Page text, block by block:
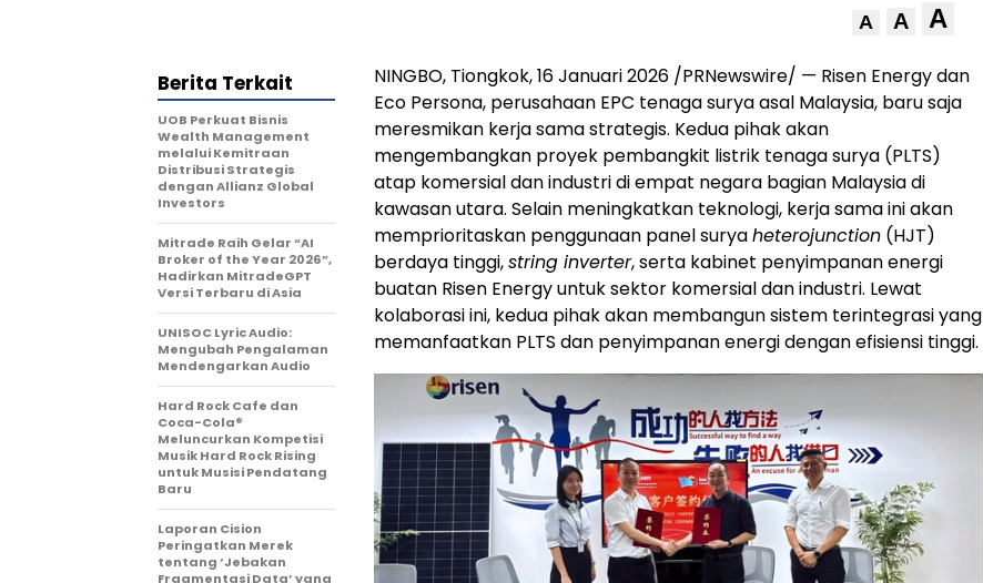
A A A
NINGBO, Tiongkok, 16 Januari 2026 /PRNewswire/ — Risen Energy dan
Eco Persona, perusahaan EPC tenaga surya asal Malaysia, baru saja
meresmikan kerja sama strategis. Kedua pihak akan
mengembangkan proyek pembangkit listrik tenaga surya (PLTS)
atap komersial dan industri di empat negara bagian Malaysia di
kawasan utara. Selain meningkatkan teknologi, kerja sama ini akan
memprioritaskan penggunaan panel suryaheterojunction (HJT)
berdaya tinggi,string inverter, serta kabinet penyimpanan energi
buatan Risen Energy untuk sektor komersial dan industri. Lewat
kolaborasi ini, kedua pihak akan membangun sistem terintegrasi yang
memanfaatkan PLTS dan penyimpanan energi dengan efisiensi tinggi.
Berita Terkait
UOB Perkuat Bisnis
Wealth Management
melalui Kemitraan
Distribusi Strategis
dengan Allianz Global
Investors
Mitrade Raih Gelar “AI
Broker of the Year 2026”,
Hadirkan MitradeGPT
Versi Terbaru di Asia
UNISOC Lyric Audio:
Mengubah Pengalaman
Mendengarkan Audio
Hard Rock Cafe dan
Coca-Cola®
Meluncurkan Kompetisi
Musik Hard Rock Rising
untuk Musisi Pendatang
Baru
Laporan Cision
Peringatkan Merek
tentang ‘Jebakan
Fragmentasi Data’ yang